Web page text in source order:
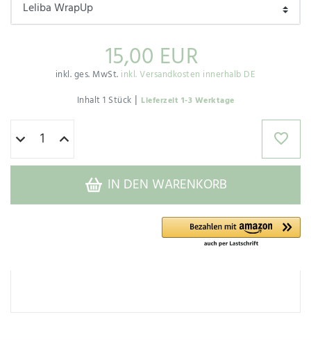
15,00 EUR
inkl. ges. MwSt. inkl. Versandkosten innerhalb DE
Inhalt1 Stück | Lieferzeit 1-3 Werktage
IN DEN WARENKORB